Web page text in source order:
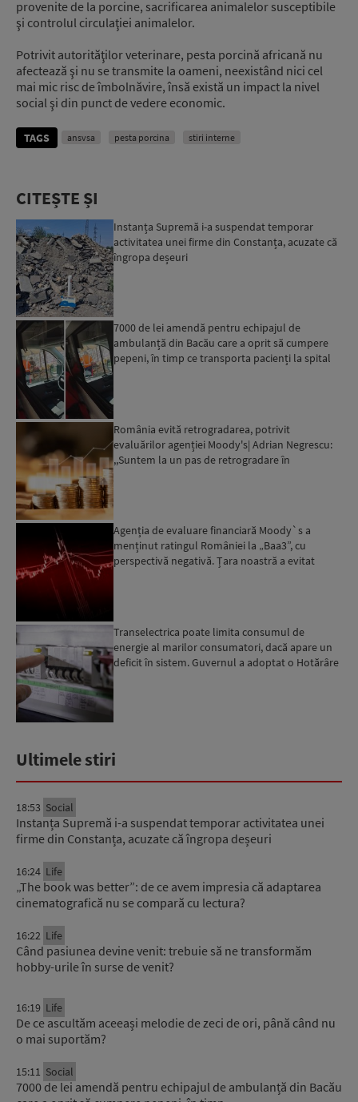
provenite de la porcine, sacrificarea animalelor susceptibile
şi controlul circulaţiei animalelor.
Potrivit autorităţilor veterinare, pesta porcină africană nu
afectează şi nu se transmite la oameni, neexistând nici cel
mai mic risc de îmbolnăvire, însă există un impact la nivel
social şi din punct de vedere economic.
TAGS ansvsa pesta porcina stiri interne
CITEȘTE ȘI
Instanța Supremă i-a suspendat temporar
activitatea unei firme din Constanța, acuzate că
îngropa deșeuri
7000 de lei amendă pentru echipajul de
ambulanță din Bacău care a oprit să cumpere
pepeni, în timp ce transporta pacienți la spital
România evită retrogradarea, potrivit
evaluărilor agenției Moody's| Adrian Negrescu:
,,Suntem la un pas de retrogradare în
Agenția de evaluare financiară Moody`s a
menținut ratingul României la „Baa3”, cu
perspectivă negativă. Țara noastră a evitat
Transelectrica poate limita consumul de
energie al marilor consumatori, dacă apare un
deficit în sistem. Guvernul a adoptat o Hotărâre
Ultimele stiri
18:53 Social
Instanța Supremă i-a suspendat temporar activitatea unei
firme din Constanța, acuzate că îngropa deșeuri
16:24 Life
„The book was better”: de ce avem impresia că adaptarea
cinematografică nu se compară cu lectura?
16:22 Life
Când pasiunea devine venit: trebuie să ne transformăm
hobby-urile în surse de venit?
16:19 Life
De ce ascultăm aceeași melodie de zeci de ori, până când nu
o mai suportăm?
15:11 Social
7000 de lei amendă pentru echipajul de ambulanță din Bacău